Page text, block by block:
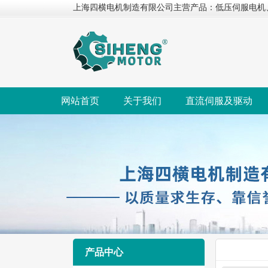
上海四横电机制造有限公司主营产品：低压伺服电
网站首页 关于我们 直流伺服及驱动
产品中心